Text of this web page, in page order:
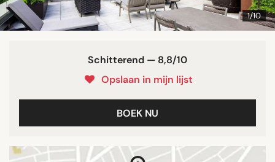
1/10
Schitterend — 8,8/10
Opslaan in mijn lijst
BOEK NU